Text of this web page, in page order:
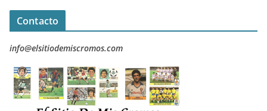
Contacto
info@elsitiodemiscromos.com